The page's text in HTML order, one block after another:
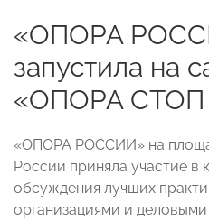
«ОПОРА
запустила на
«ОПОРА СТОП
«ОПОРА РОССИИ» на
России приняла участие в
обсуждения лучших
организациями и